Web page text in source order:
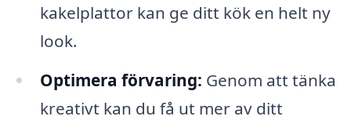
kakelplattor kan ge ditt kök en helt ny
look.
Optimera förvaring: Genom att tänka
kreativt kan du få ut mer av ditt